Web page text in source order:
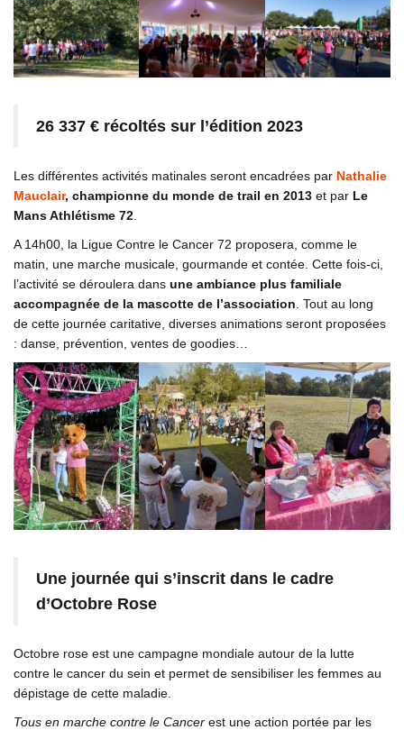
26 337 € récoltés sur l’édition 2023
Les différentes activités matinales seront encadrées par Nathalie
Mauclair, championne du monde de trail en 2013 et par Le
Mans Athlétisme 72
A 14h00, la Ligue Contre le Cancer 72 proposera, comme le
matin, une marche musicale, gourmande et contée. Cette fois-ci,
l’activité se déroulera dans une ambiance plus familiale
accompagnée de la mascotte de l’association Tout au long
de cette journée caritative, diverses animations seront proposées
: danse, prévention, ventes de goodies…
Une journée qui s’inscrit dans le cadre
d’Octobre Rose
Octobre rose est une campagne mondiale autour de la lutte
contre le cancer du sein et permet de sensibiliser les femmes au
dépistage de cette maladie.
Tous en marche contre le Cancer est une action portée par les